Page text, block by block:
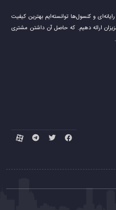
و کنسول‌ها توانسته‌ایم بهترین کیفیت
ارائه دهیم. که حاصل آن داشتن مشتری